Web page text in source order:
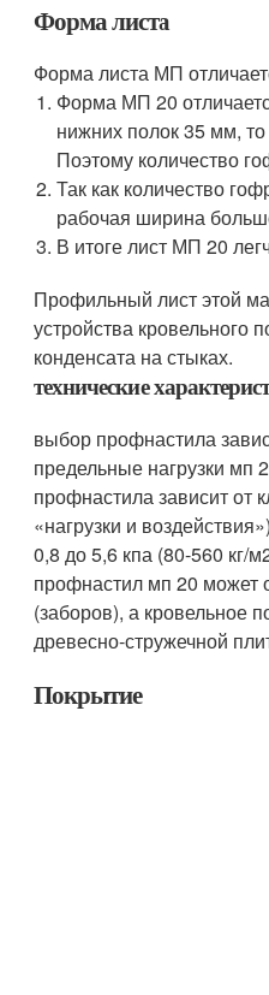
Форма листа
Форма листа МП
Форма МП 20
нижних полок 35 мм,
Поэтому количество
Так как количество
рабочая ширина
В итоге лист МП 20
Профильный лист этой
устройства кровельного
конденсата на стыках.
технические
выбор профнастила
предельные нагрузки мп
профнастила зависит от
«нагрузки и
0,8 до 5,6 кпа (80-560 кг/
профнастил мп 20 может
(заборов), а кровельное
древесно-стружечной
Покрытие